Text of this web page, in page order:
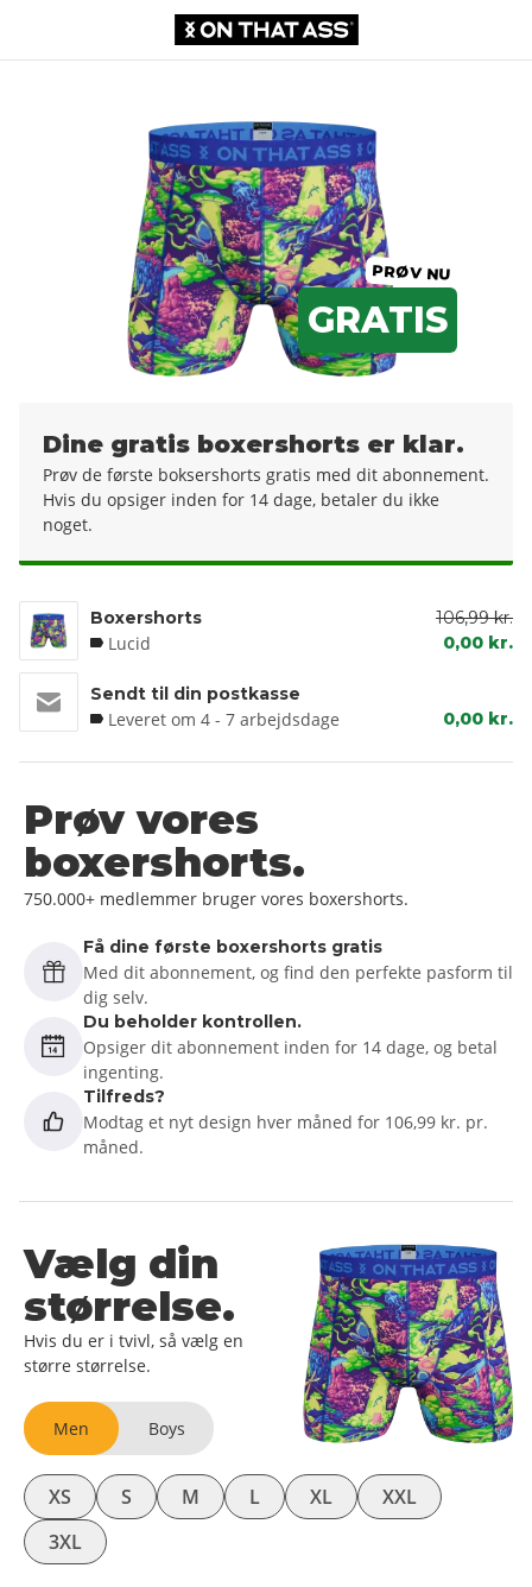
PRØV NU
GRATIS
Dine gratis boxershorts er klar.
Prøv de første boksershorts gratis med dit abonnement.
Hvis du opsiger inden for 14 dage, betaler du ikke
noget.
Boxershorts
Lucid
106,99 kr.
0,00 kr.
Sendt til din postkasse
Leveret om 4 - 7 arbejdsdage 0,00 kr.
Prøv vores
boxershorts.
750.000+ medlemmer bruger vores boxershorts.
Få dine første boxershorts gratis
Med dit abonnement, og find den perfekte pasform til
dig selv.
Du beholder kontrollen.
Opsiger dit abonnement inden for 14 dage, og betal
ingenting.
Tilfreds?
Modtag et nyt design hver måned for 106,99 kr. pr.
måned.
Vælg din
størrelse.
Hvis du er i tvivl, så vælg en
større størrelse.
Men Boys
XS S M L XL
XXL
3XL